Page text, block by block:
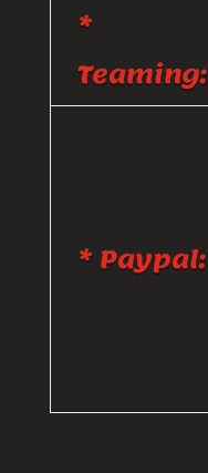
*
Teaming:
* Paypal: